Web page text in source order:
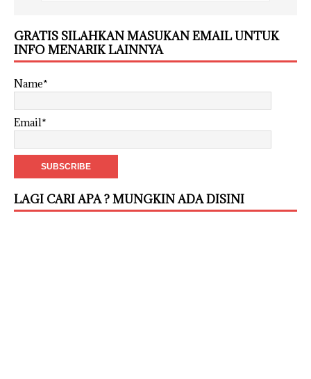
GRATIS SILAHKAN MASUKAN EMAIL UNTUK
INFO MENARIK LAINNYA
Name*
Email*
LAGI CARI APA ? MUNGKIN ADA DISINI